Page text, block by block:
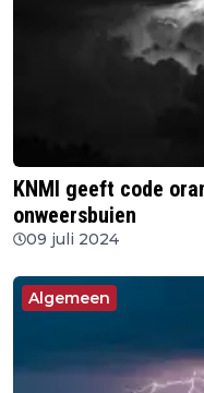
KNMI geeft code
onweersbuien
09 juli 2024
Algemeen